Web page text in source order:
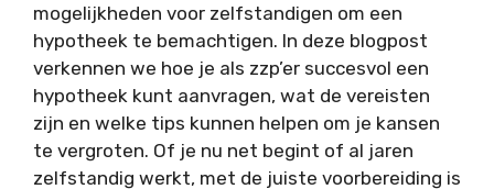
mogelijkheden voor zelfstandigen om een
hypotheek te bemachtigen. In deze blogpost
verkennen we hoe je als zzp’er succesvol een
hypotheek kunt aanvragen, wat de vereisten
zijn en welke tips kunnen helpen om je kansen
te vergroten. Of je nu net begint of al jaren
zelfstandig werkt, met de juiste voorbereiding is